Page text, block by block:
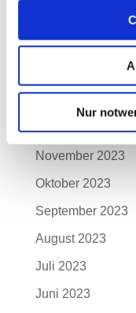
Nur
März 2024
Dezember 2023
November 2023
Oktober 2023
September 2023
August 2023
Juli 2023
Juni 2023